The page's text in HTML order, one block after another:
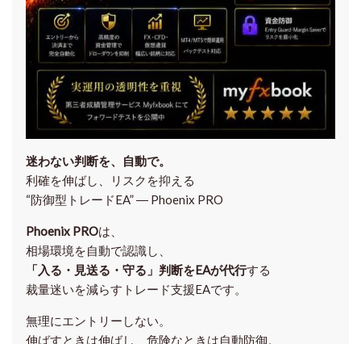
迷わない判断を、自動で。
利確を伸ばし、リスクを抑える
“防御型トレードEA” ― Phoenix PRO
Phoenix PROは、
相場環境を自動で認識し、
「入る・見送る・守る」判断をEAが代行する
裁量迷いを減らすトレード支援EAです。
無理にエントリーしない。
伸ばすときは伸ばし、危険なときは自動防御。